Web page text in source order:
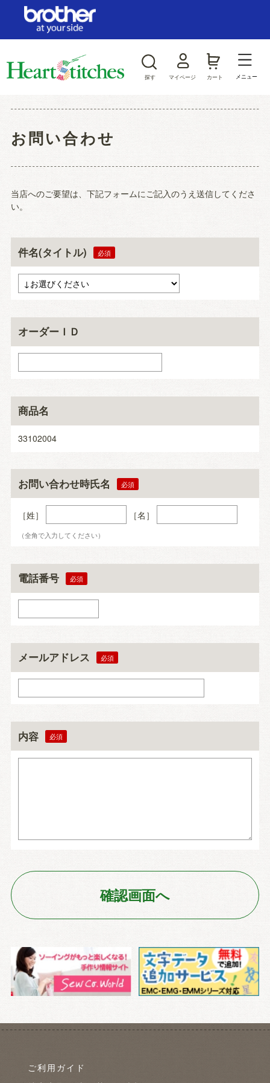
探す マイページ カート メニュー
お問い合わせ
当店へのご要望は、下記フォームにご記入のうえ送信してくださ
い。
件名(タイトル)
オーダーＩＤ
商品名
33102004
お問い合わせ時氏名
［姓］ ［名］
（全角で入力してください）
電話番号
メールアドレス
内容
ご利用ガイド
ログイン/新規会員登録
ジャンルから探す